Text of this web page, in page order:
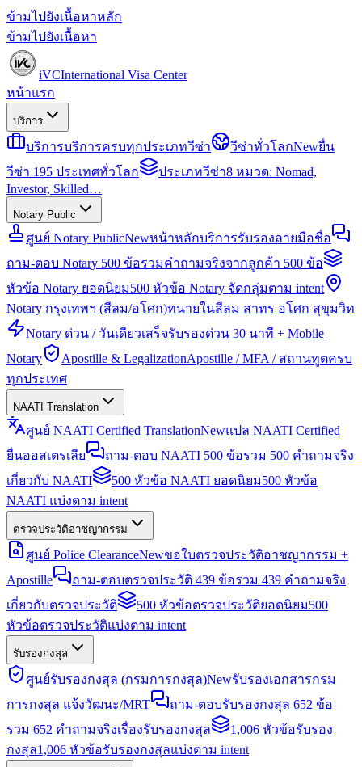
ข้ามไปยังเนื้อหาหลัก
ข้ามไปยังเนื้อหา
iVCInternational Visa Center
หน้าแรก
บริการ
บริการบริการครบทุกประเภทวีซ่า วีซ่าทั่วโลกNewยื่น
วีซ่า 195 ประเทศทั่วโลก
ประเภทวีซ่า8 หมวด: Nomad,
Investor, Skilled…
Notary Public
ศูนย์ Notary PublicNewหน้าหลักบริการรับรองลายมือชื่อ
ถาม-ตอบ Notary 500 ข้อรวมคำถามจริงจากลูกค้า 500 ข้อ
หัวข้อ Notary ยอดนิยม500 หัวข้อ Notary จัดกลุ่มตาม intent
Notary กรุงเทพฯ (สีลม/อโศก)ทนายในสีลม สาทร อโศก สุขุมวิท
Notary ด่วน / วันเดียวเสร็จรับรองด่วน 30 นาที + Mobile
Notary
Apostille & LegalizationApostille / MFA / สถานทูตครบ
ทุกประเทศ
NAATI Translation
ศูนย์ NAATI Certified TranslationNewแปล NAATI Certified
ยื่นออสเตรเลีย
ถาม-ตอบ NAATI 500 ข้อรวม 500 คำถามจริง
เกี่ยวกับ NAATI
500 หัวข้อ NAATI ยอดนิยม500 หัวข้อ
NAATI แบ่งตาม intent
ตรวจประวัติอาชญากรรม
ศูนย์ Police ClearanceNewขอใบตรวจประวัติอาชญากรรม +
Apostille
ถาม-ตอบตรวจประวัติ 439 ข้อรวม 439 คำถามจริง
เกี่ยวกับตรวจประวัติ
500 หัวข้อตรวจประวัติยอดนิยม500
หัวข้อตรวจประวัติแบ่งตาม intent
รับรองกงสุล
ศูนย์รับรองกงสุล (กรมการกงสุล)Newรับรองเอกสารกรม
การกงสุล แจ้งวัฒนะ/MRT
ถาม-ตอบรับรองกงสุล 652 ข้อ
รวม 652 คำถามจริงเรื่องรับรองกงสุล
1,006 หัวข้อรับรอง
กงสุล1,006 หัวข้อรับรองกงสุลแบ่งตาม intent